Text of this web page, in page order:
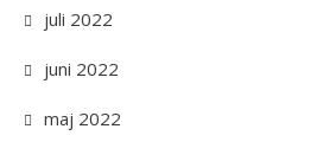
juli 2022
juni 2022
maj 2022